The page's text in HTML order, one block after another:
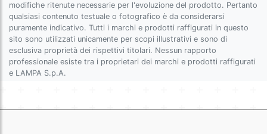
modifiche ritenute necessarie per l'evoluzione del prodotto. Pertanto
qualsiasi contenuto testuale o fotografico è da considerarsi
puramente indicativo. Tutti i marchi e prodotti raffigurati in questo
sito sono utilizzati unicamente per scopi illustrativi e sono di
esclusiva proprietà dei rispettivi titolari. Nessun rapporto
professionale esiste tra i proprietari dei marchi e prodotti raffigurati
e LAMPA S.p.A.